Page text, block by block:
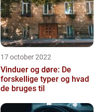
17 october 2022
Vinduer og døre: De
forskellige typer og hvad
de bruges til